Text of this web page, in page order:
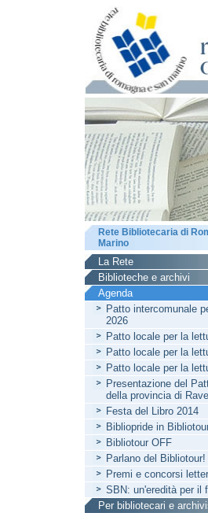
Rete Bibliotecaria di
Marino
La Rete
Biblioteche e archivi
Agenda
Patto intercomunale
2026
Patto locale per la
Patto locale per la
Patto locale per la
Presentazione del
della provincia di
Festa del Libro 2014
Bibliopride in
Bibliotour OFF
Parlano del Bibliotour!
Premi e concorsi
SBN: un'eredità per il
Per bibliotecari e